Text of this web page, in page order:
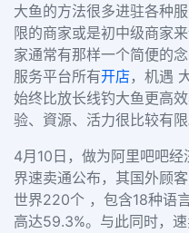
大鱼的方法很多进驻各种
限的商家或是初中级商家
家通常有那样一个简便的
服务平台所有开店，机遇
始终比放长线钓大鱼更高
验、資源、活力很比较有限
4月10日，做为阿里吧吧
界速卖通公布，其国外顾
世界220个 ，包含18种语
高达59.3%。与此同时，